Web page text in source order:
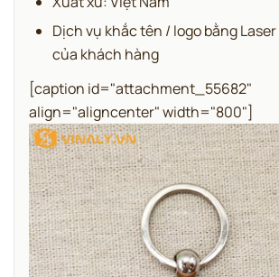
Dịch vụ khắc tên / logo bằng
của khách hàng
[caption id="attachment_55682"
align="aligncenter" width="800"]